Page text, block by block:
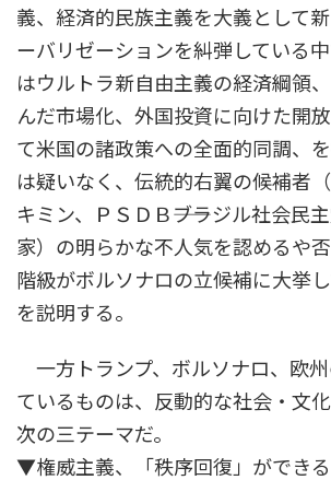
義、経済的民族主義を大義として
ーバリゼーションを糾弾している
はウルトラ新自由主義の経済綱領
んだ市場化、外国投資に向けた開
て米国の諸政策への全面的同調、
は疑いなく、伝統的右翼の候補者
キミン、ＰＳＤＢ――ブラジル社会民主
家）の明らかな不人気を認めるや
階級がボルソナロの立候補に大挙
を説明する。
一方トランプ、ボルソナロ、欧
ているものは、反動的な社会・文
次の三テーマだ。
▼権威主義、「秩序回復」ができ